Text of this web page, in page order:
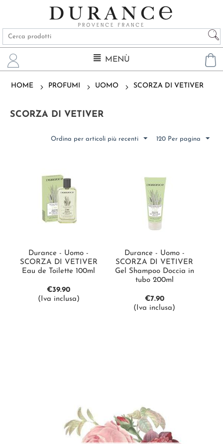
MENÙ
HOME PROFUMI UOMO SCORZA DI VETIVER
SCORZA DI VETIVER
Ordina per articoli più recenti 120 Per pagina
Durance - Uomo -
SCORZA DI VETIVER
Eau de Toilette 100ml
€39.90
(Iva inclusa)
Durance - Uomo -
SCORZA DI VETIVER
Gel Shampoo Doccia in
tubo 200ml
€7.90
(Iva inclusa)